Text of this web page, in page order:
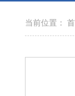
当前位置：